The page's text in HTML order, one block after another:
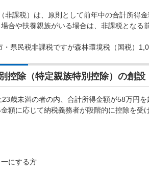
課税）は、原則として前年中の合計所得
合や扶養親族がいる場合は、非課税となる
県民税非課税ですが森林環境税（国税）
控除（特定親族特別控除）の創設
歳未満の者の内、合計所得金額が58万円
額に応じて納税義務者が段階的に控除を受
にする方